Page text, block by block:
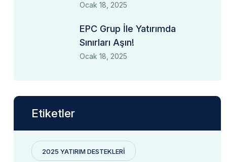
Ocak 18, 2025
EPC Grup İle Yatırımda
Sınırları Aşın!
Ocak 18, 2025
Etiketler
2025 YATIRIM DESTEKLERI